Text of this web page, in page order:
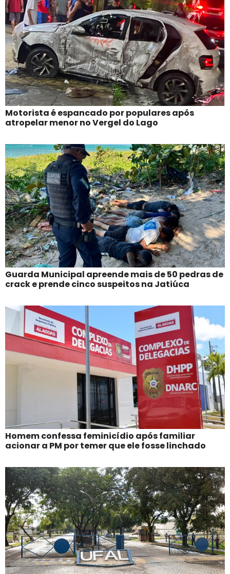
Motorista é espancado por populares após
atropelar menor no Vergel do Lago
Guarda Municipal apreende mais de 50 pedras de
crack e prende cinco suspeitos na Jatiúca
Homem confessa feminicídio após familiar
acionar a PM por temer que ele fosse linchado